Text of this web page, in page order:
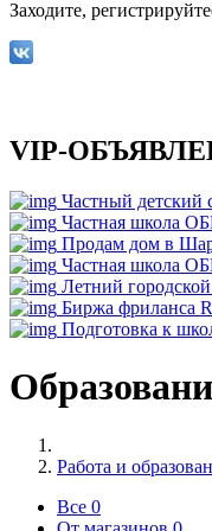
Заходите,
VIP-
Частный
Частная
Продам дом в
Частная школа
Летний
Биржа фриланса
Подготовка к
Работа и
Все 0